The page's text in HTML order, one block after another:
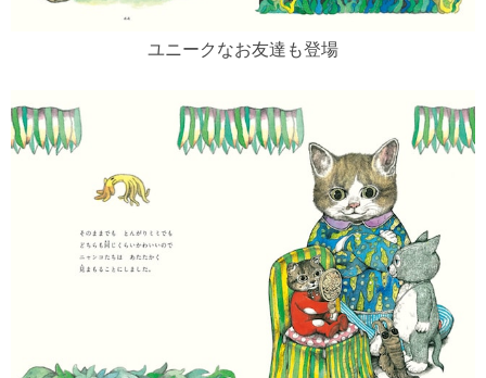
ユニークなお友達も登場